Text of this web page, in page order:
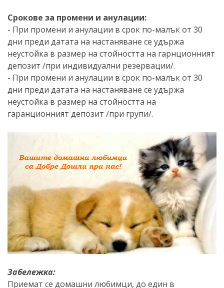
Срокове за промени и анулации:
- При промени и анулации в срок по-малък от 30
дни преди датата на настаняване се удържа
неустойка в размер на стойността на гарнционният
депозит /при индивидуални резервации/.
- При промени и анулации в срок по-малък от 30
дни преди датата на настаняване се удържа
неустойка в размер на стойността на
гаранционният депозит /при групи/.
Забележка:
Приемат се домашни любимци, до един в